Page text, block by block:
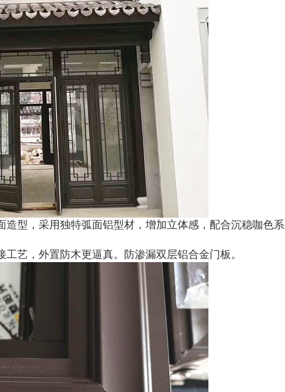
型，采用独特弧面铝型材，增加立体感，配合沉稳咖色系
艺，外置防木更逼真。防渗漏双层铝合金门板。